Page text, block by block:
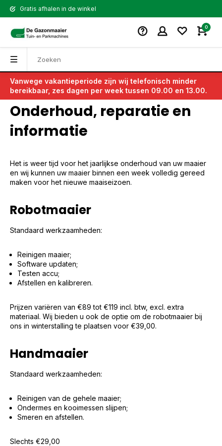
Gratis afhalen in de winkel
0
Vanwege vakantieperiode zijn wij telefonisch minder
bereikbaar, zes dagen per week tussen 09.00 en 13.00.
Terug
Onderhoud, reparatie en
informatie
Het is weer tijd voor het jaarlijkse onderhoud van uw maaier
en wij kunnen uw maaier binnen een week volledig gereed
maken voor het nieuwe maaiseizoen.
Robotmaaier
Standaard werkzaamheden:
Reinigen maaier;
Software updaten;
Testen accu;
Afstellen en kalibreren.
Prijzen variëren van €89 tot €119 incl. btw, excl. extra
materiaal. Wij bieden u ook de optie om de robotmaaier bij
ons in winterstalling te plaatsen voor €39,00.
Handmaaier
Standaard werkzaamheden:
Reinigen van de gehele maaier;
Ondermes en kooimessen slijpen;
Smeren en afstellen.
Slechts €29,00